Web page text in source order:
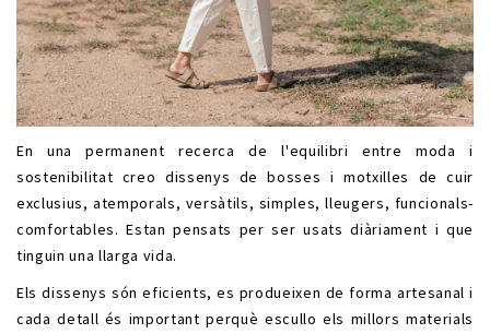
En una permanent recerca de l'equilibri entre moda i
sostenibilitat creo dissenys de bosses i motxilles de cuir
exclusius, atemporals, versàtils, simples, lleugers, funcionals-
comfortables. Estan pensats per ser usats diàriament i que
tinguin una llarga vida.
Els dissenys són eficients, es produeixen de forma artesanal i
cada detall és important perquè escullo els millors materials